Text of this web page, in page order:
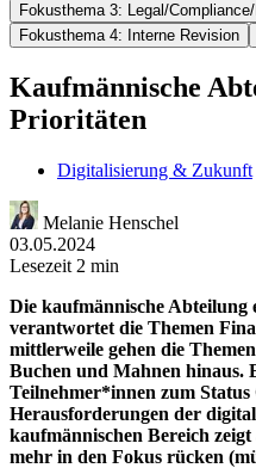
Fokusthema 3: Legal/
Fokusthema 4: Interne Revision
Kaufmännische
Prioritäten
Digitalisierung & Zukunft
Melanie Henschel
03.05.2024
Lesezeit 2 min
Die kaufmännische Abteilung
verantwortet die Themen
mittlerweile gehen die
Buchen und Mahnen hinaus.
Teilnehmer*innen zum Status
Herausforderungen der
kaufmännischen Bereich
mehr in den Fokus rücken